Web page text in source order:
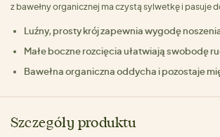
z bawełny organicznej ma czystą sylwetkę i pasuje
Luźny, prosty krój zapewnia wygodę
Małe boczne rozcięcia ułatwiają swobodę
Bawełna organiczna oddycha i pozostaje
Szczegóły produktu